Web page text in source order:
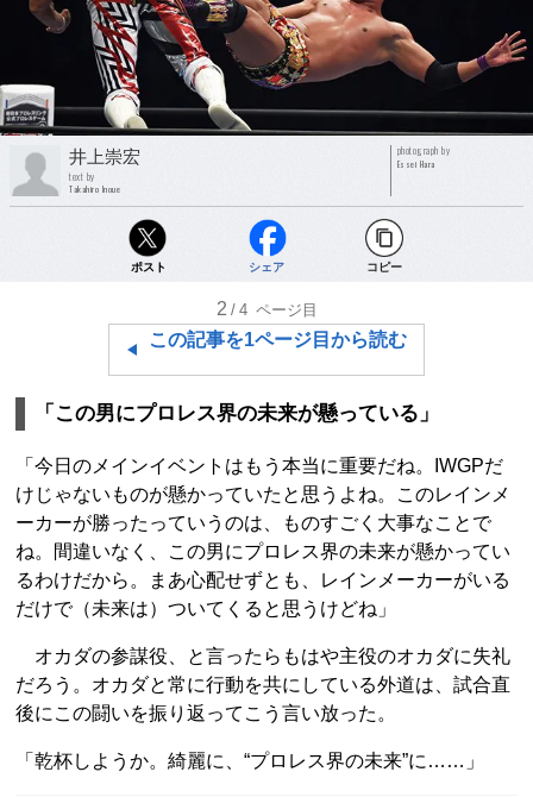
井上崇宏
text by
Takahiro Inoue
photograph by
Essei Hara
ポスト シェア コピー
2 /4 ページ目
この記事を1ページ目から読む
「この男にプロレス界の未来が懸っている」
「今日のメインイベントはもう本当に重要だね。IWGPだ
けじゃないものが懸かっていたと思うよね。このレインメ
ーカーが勝ったっていうのは、ものすごく大事なことで
ね。間違いなく、この男にプロレス界の未来が懸かってい
るわけだから。まあ心配せずとも、レインメーカーがいる
だけで（未来は）ついてくると思うけどね」
オカダの参謀役、と言ったらもはや主役のオカダに失礼
だろう。オカダと常に行動を共にしている外道は、試合直
後にこの闘いを振り返ってこう言い放った。
「乾杯しようか。綺麗に、“プロレス界の未来”に……」